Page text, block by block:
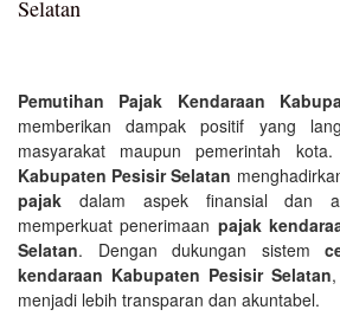
Selatan
Pemutihan Pajak Kendaraan
memberikan dampak positif yang
masyarakat maupun pemerintah
Kabupaten Pesisir Selatan
pajak dalam aspek finansial dan
memperkuat penerimaan pajak
Selatan. Dengan dukungan sistem
kendaraan Kabupaten Pesisir Selatan
menjadi lebih transparan dan akuntabel.